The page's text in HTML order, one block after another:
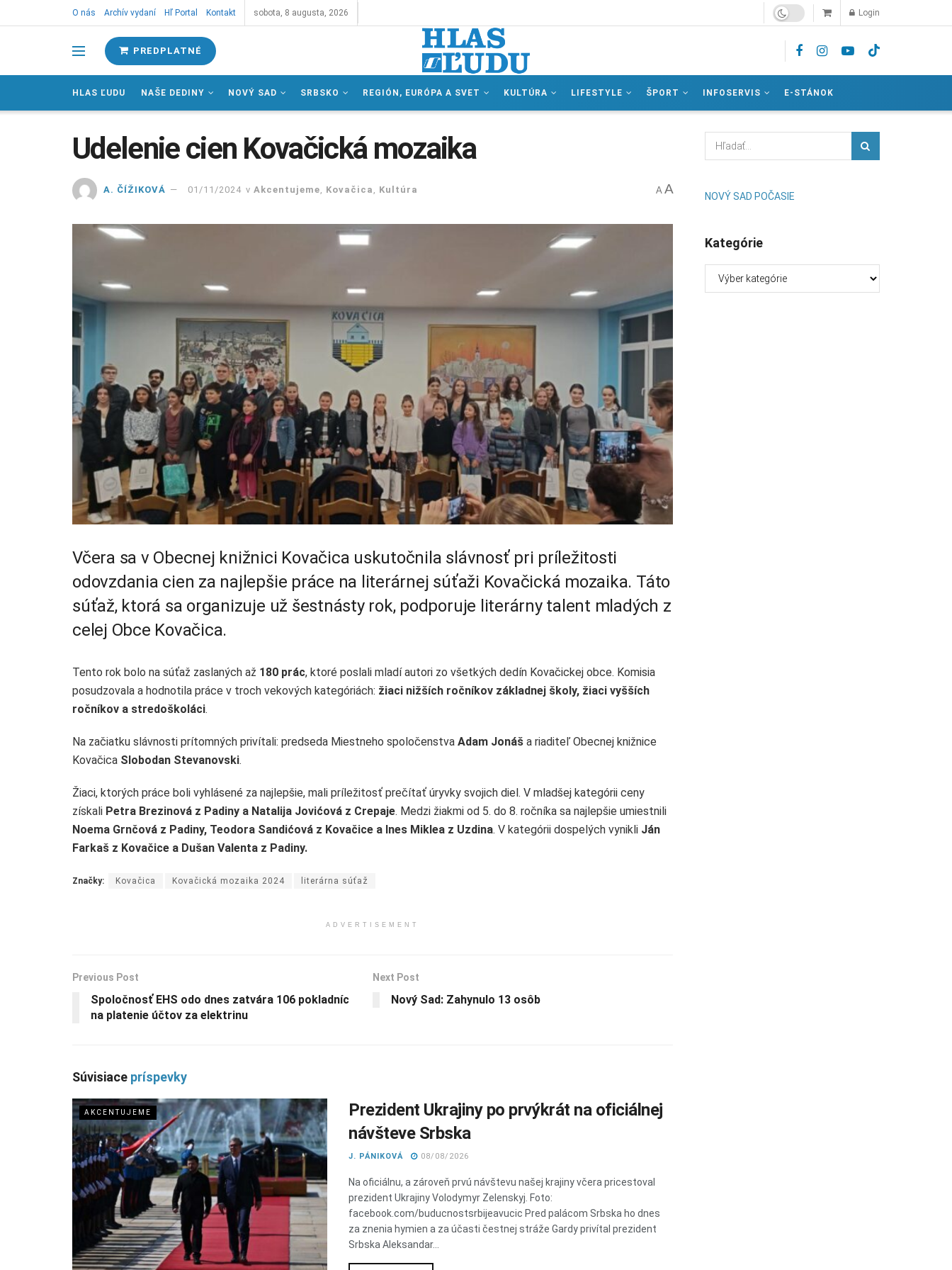
O nás Archív vydaní Hľ Portal Kontakt sobota, 8 augusta, 2026 Login
PREDPLATNÉ
HLAS ĽUDU NAŠE DEDINY NOVÝ SAD SRBSKO REGIÓN, EURÓPA A SVET KULTÚRA LIFESTYLE ŠPORT INFOSERVIS E-STÁNOK
Udelenie cien Kovačická mozaika
A. ČÍŽIKOVÁ 01/11/2024 v Akcentujeme Kovačica Kultúra A A
Včera sa v Obecnej knižnici Kovačica uskutočnila slávnosť pri príležitosti
odovzdania cien za najlepšie práce na literárnej súťaži Kovačická mozaika. Táto
súťaž, ktorá sa organizuje už šestnásty rok, podporuje literárny talent mladých z
celej Obce Kovačica.
Tento rok bolo na súťaž zaslaných až 180 prác, ktoré poslali mladí autori zo všetkých dedín Kovačickej obce. Komisia
posudzovala a hodnotila práce v troch vekových kategóriách: žiaci nižších ročníkov základnej školy, žiaci vyšších
ročníkov a stredoškoláci.
Na začiatku slávnosti prítomných privítali: predseda Miestneho spoločenstva Adam Jonáš a riaditeľ Obecnej knižnice
Kovačica Slobodan Stevanovski.
Žiaci, ktorých práce boli vyhlásené za najlepšie, mali príležitosť prečítať úryvky svojich diel. V mladšej kategórii ceny
získali Petra Brezinová z Padiny a Natalija Jovićová z Crepaje. Medzi žiakmi od 5. do 8. ročníka sa najlepšie umiestnili
Noema Grnčová z Padiny, Teodora Sandićová z Kovačice a Ines Miklea z Uzdina. V kategórii dospelých vynikli Ján
Farkaš z Kovačice a Dušan Valenta z Padiny.
Značky: Kovačica Kovačická mozaika 2024 literárna súťaž
ADVERTISEMENT
Previous Post
Spoločnosť EHS odo dnes zatvára 106 pokladníc
na platenie účtov za elektrinu
Next Post
Nový Sad: Zahynulo 13 osôb
Súvisiace príspevky
AKCENTUJEME
Prezident Ukrajiny po prvýkrát na oficiálnej
návšteve Srbska
J. PÁNIKOVÁ 08/08/2026
Na oficiálnu, a zároveň prvú návštevu našej krajiny včera pricestoval
prezident Ukrajiny Volodymyr Zelenskyj. Foto:
facebook.com/buducnostsrbijeavucic Pred palácom Srbska ho dnes
za znenia hymien a za účasti čestnej stráže Gardy privítal prezident
Srbska Aleksandar...
NOVÝ SAD POČASIE
Kategórie